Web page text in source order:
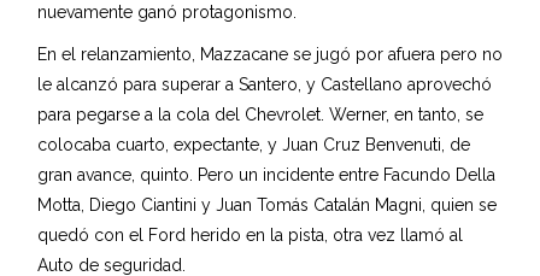
nuevamente ganó protagonismo.
En el relanzamiento, Mazzacane se jugó por afuera pero no
le alcanzó para superar a Santero, y Castellano aprovechó
para pegarse a la cola del Chevrolet. Werner, en tanto, se
colocaba cuarto, expectante, y Juan Cruz Benvenuti, de
gran avance, quinto. Pero un incidente entre Facundo Della
Motta, Diego Ciantini y Juan Tomás Catalán Magni, quien se
quedó con el Ford herido en la pista, otra vez llamó al
Auto de seguridad.